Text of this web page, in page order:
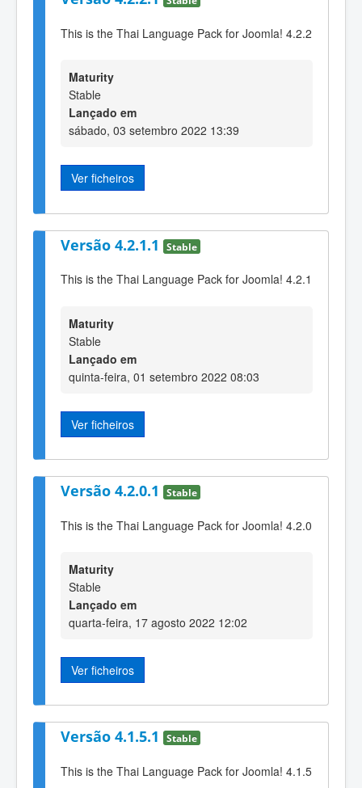
This is the Thai Language Pack for Joomla! 4.2.2
Maturity
Stable
Lançado em
sábado, 03 setembro 2022 13:39
Ver ficheiros
Versão 4.2.1.1 Stable
This is the Thai Language Pack for Joomla! 4.2.1
Maturity
Stable
Lançado em
quinta-feira, 01 setembro 2022 08:03
Ver ficheiros
Versão 4.2.0.1 Stable
This is the Thai Language Pack for Joomla! 4.2.0
Maturity
Stable
Lançado em
quarta-feira, 17 agosto 2022 12:02
Ver ficheiros
Versão 4.1.5.1 Stable
This is the Thai Language Pack for Joomla! 4.1.5